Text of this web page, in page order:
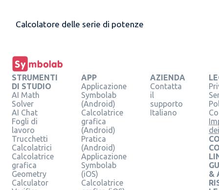
Calcolatore delle serie di potenze
STRUMENTI
DI STUDIO
AI Math
Solver
AI Chat
Fogli di
lavoro
Trucchetti
Calcolatrici
Calcolatrice
grafica
Geometry
Calculator
APP
Applicazione
Symbolab
(Android)
Calcolatrice
grafica
(Android)
Pratica
(Android)
Applicazione
Symbolab
(iOS)
Calcolatrice
AZIENDA
Contatta
il
supporto
Italiano
&